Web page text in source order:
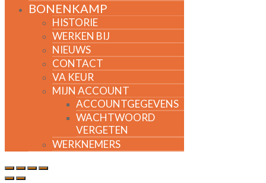
BONENKAMP
HISTORIE
WERKEN BIJ
NIEUWS
CONTACT
VA KEUR
MIJN ACCOUNT
ACCOUNTGEGEVENS
WACHTWOORD
VERGETEN
WERKNEMERS